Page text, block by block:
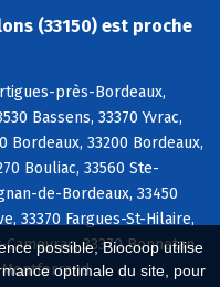
possible, Biocoop utilise
optimale du site, pour
(33150) est proche
près-Bordeaux,
Bassens, 33370 Yvrac,
Bordeaux, 33200 Bordeaux,
Bouliac, 33560 Ste-
de-Bordeaux, 33450
33370 Fargues-St-Hilaire,
33370 Bonnetan,